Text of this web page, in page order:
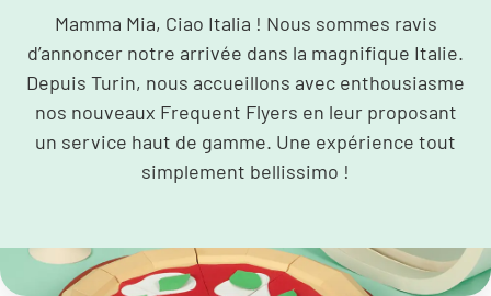
Mamma Mia, Ciao Italia ! Nous sommes ravis
d’annoncer notre arrivée dans la magnifique Italie.
Depuis Turin, nous accueillons avec enthousiasme
nos nouveaux Frequent Flyers en leur proposant
un service haut de gamme. Une expérience tout
simplement bellissimo !